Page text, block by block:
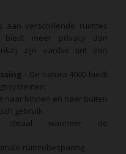
verschillende ruimtes
biedt meer privacy dan
zijn aardse tint een
- De natura 4000 biedt
naar binnen en naar buiten
gebruik
ideaal wanneer de
ruimtebesparing